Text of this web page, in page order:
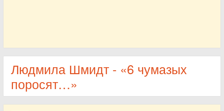
Людмила Шмидт - «6 чумазых
поросят…»